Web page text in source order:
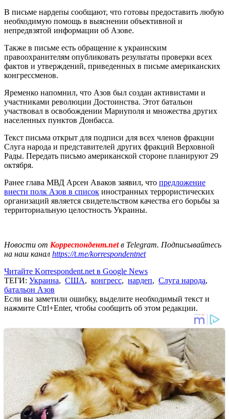
В письме нардепы сообщают, что готовы предоставить любую
необходимую помощь в выяснении объективной и
непредвзятой информации об Азове.
Также в письме есть обращение к украинским
правоохранителям опубликовать результаты проверки всех
фактов и утверждений, приведенных в письме американских
конгрессменов.
Яременко напомнил, что Азов был создан активистами и
участниками революции Достоинства. Этот батальон
участвовал в освобождении Мариуполя и множества других
населенных пунктов Донбасса.
Текст письма открыт для подписи для всех членов фракции
Слуга народа и представителей других фракций Верховной
Рады. Передать письмо американской стороне планируют 29
октября.
Ранее глава МВД Арсен Аваков заявил, что предложение
внести полк Азов в список иностранных террористических
организаций является свидетельством качества его борьбы за
территориальную целостность Украины.
Новости от Корреспондент.netв Telegram. Подписывайтесь
на наш канал https://t.me/korrespondentnet
Читайте Korrespondent.net в Google News
ТЕГИ: Украина, США, конгресс, нардеп, Слуга народа,
батальон Азов
Если вы заметили ошибку, выделите необходимый текст и
нажмите Ctrl+Enter, чтобы сообщить об этом редакции.